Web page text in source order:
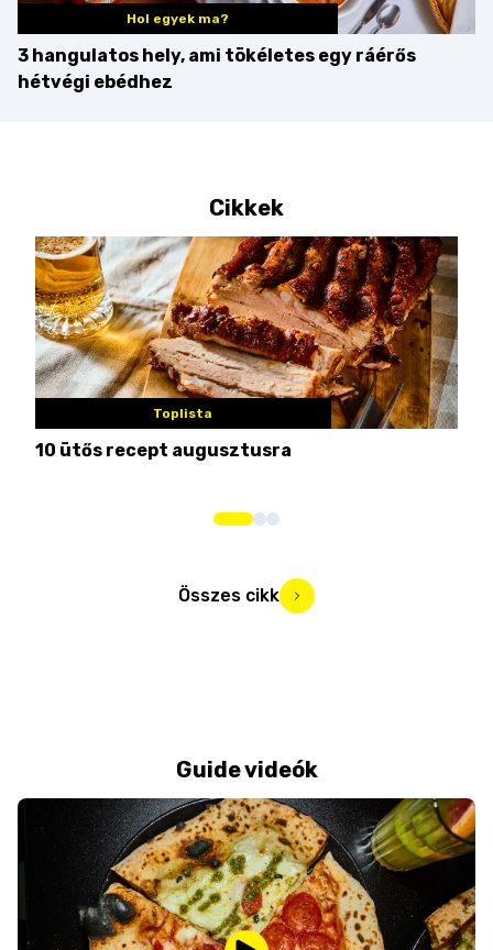
Hol egyek ma?
3 hangulatos hely, ami tökéletes egy ráérős
hétvégi ebédhez
Cikkek
Toplista
10 ütős recept augusztusra
Összes cikk
Guide videók